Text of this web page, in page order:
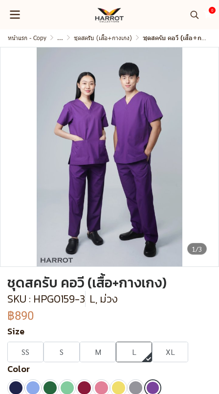
0
หน้าแรก - Copy ... ชุดสครับ (เสื้อ+กางเกง) ชุดสครับ คอวี (เสื้อ+กางเกง)
1/3
ชุดสครับ คอวี (เสื้อ+กางเกง)
SKU : HPG0159-3 L, ม่วง
฿890
Size
SS S M L XL
Color